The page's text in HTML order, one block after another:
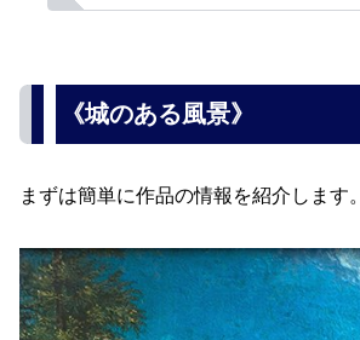
《城のある風景》
まずは簡単に作品の情報を紹介します。